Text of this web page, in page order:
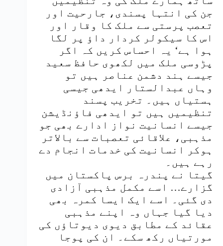
جن کی انتہا پسندی، جارحیت اور
تعصب پرستی سے ملک کا وقار اور
اس کا سیکولر کردار داؤ پر لگا
ہوا ہے‘ یہ احساس کریں کہ اگر
پڑوسی ملک میں لکھوی حافظ سعید
جیسے ہند دشمن عناصر ہیں تو
وہاں عبدالستار ایدھی جیسی
ہستیاں ہیں۔ تخریب پسند
تنظیمیں ہیں تو ایدھی فاؤنڈیشن
جیسے انسانیت نواز ادارے بھی جو
مذہبی، علاقائی تعصبات سے بالاتر
ہوکر انسانیت کی خدمات انجام دے
رہے ہیں۔
گیتا نے پندرہ برس پاکستان میں
گزارے… اسے مکمل مذہبی آزادی
دی گئی۔ اسے ایک ایسا کمرہ بھی
دیا گیا جہاں وہ اپنے مذہبی
عقائد کے مطابق دیوی دیوتاؤں کی
مورتیاں رکھ سکے۔ ان کی پوجا